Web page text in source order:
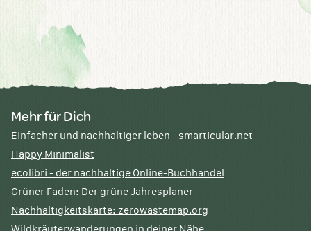
Mehr für Dich
Einfacher und nachhaltiger leben - smarticular.net
Happy Minimalist
ecolibri - der nachhaltige Online-Buchhandel
Grüner Faden: Der grüne Jahresplaner
Nachhaltigkeitskarte: zerowastemap.org